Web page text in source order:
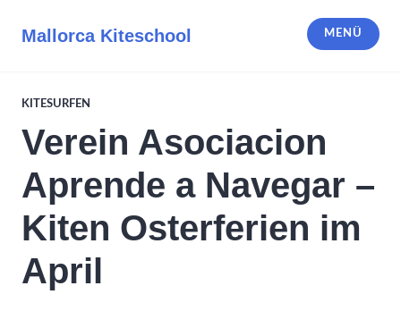
InhaltMallorca Kiteschool MENÜ
KITESURFEN
Verein Asociacion
Aprende a Navegar –
Kiten Osterferien im
April